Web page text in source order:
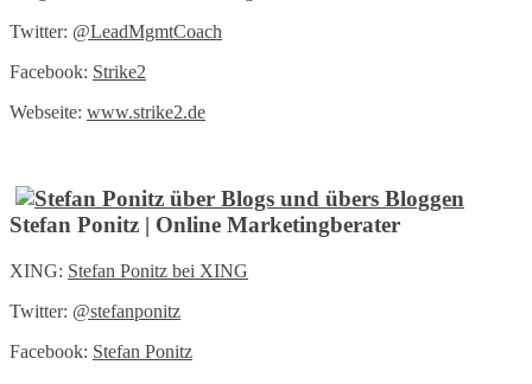
Twitter: @LeadMgmtCoach
Facebook: Strike2
Webseite: www.strike2.de
Stefan Ponitz | Online Marketingberater
XING: Stefan Ponitz bei XING
Twitter: @stefanponitz
Facebook: Stefan Ponitz